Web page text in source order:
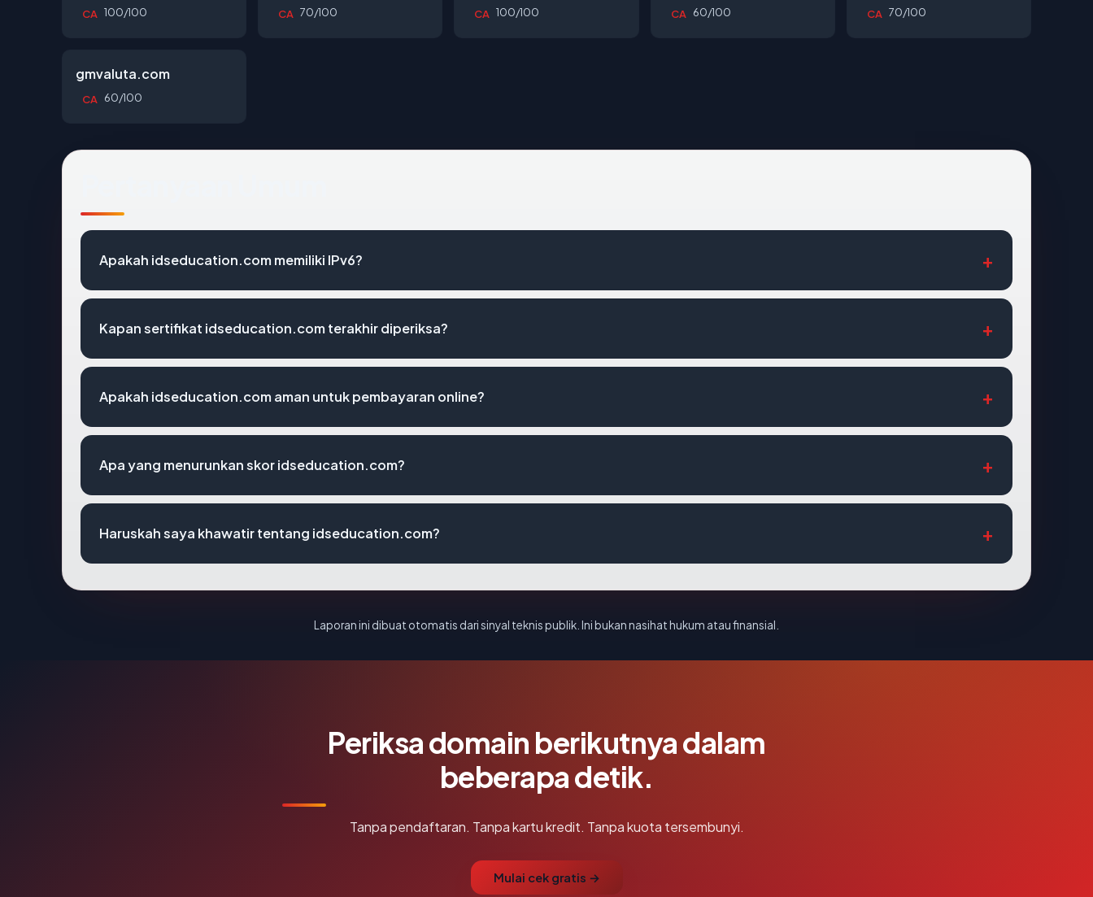
CA 100/100 CA 70/100 CA 100/100 CA 60/100 CA 70/100
gmvaluta.com
CA 60/100
Apakah idseducation.com memiliki IPv6?
Kapan sertifikat idseducation.com terakhir diperiksa?
Apakah idseducation.com aman untuk pembayaran online?
Apa yang menurunkan skor idseducation.com?
Haruskah saya khawatir tentang idseducation.com?
Laporan ini dibuat otomatis dari sinyal teknis publik. Ini bukan nasihat hukum atau finansial.
Periksa domain berikutnya dalam
beberapa detik.
Tanpa pendaftaran. Tanpa kartu kredit. Tanpa kuota tersembunyi.
Mulai cek gratis →